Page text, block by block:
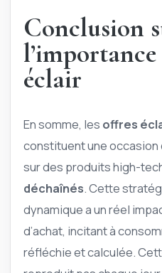
Conclusion
éclair
En somme, les offres
constituent une occasion
sur des produits high-
déchaînés. Cette
dynamique a un réel
d’achat, incitant à
réfléchie et calculée.